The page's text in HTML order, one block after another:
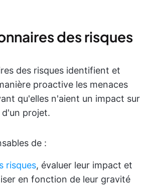
des risques
des risques identifient et
proactive les menaces
qu'elles n'aient un impact sur
projet.
de :
risques, évaluer leur impact et
en fonction de leur gravité